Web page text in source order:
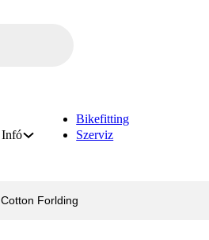
Infó
Bikefitting
Szerviz
Cotton Forlding